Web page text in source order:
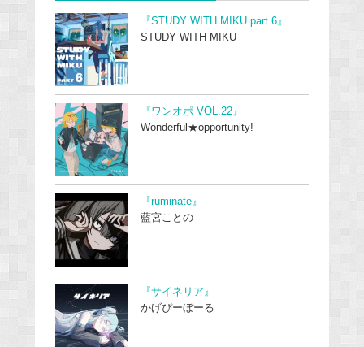
『STUDY WITH MIKU part 6』
STUDY WITH MIKU
『ワンオポ VOL.22』
Wonderful★opportunity!
『ruminate』
藍宮ことの
『サイネリア』
かげぴーぼーる